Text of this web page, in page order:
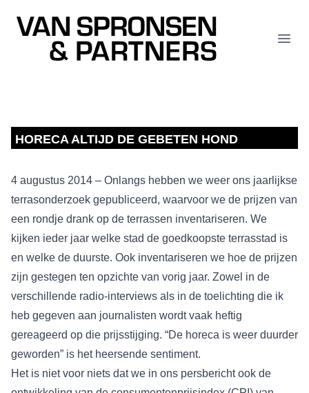
Van Spronsen & Partners
HORECA ALTIJD DE GEBETEN HOND
4 augustus 2014 – Onlangs hebben we weer ons jaarlijkse
terrasonderzoek gepubliceerd, waarvoor we de prijzen van
een rondje drank op de terrassen inventariseren. We
kijken ieder jaar welke stad de goedkoopste terrasstad is
en welke de duurste. Ook inventariseren we hoe de prijzen
zijn gestegen ten opzichte van vorig jaar. Zowel in de
verschillende radio-interviews als in de toelichting die ik
heb gegeven aan journalisten wordt vaak heftig
gereageerd op die prijsstijging. “De horeca is weer duurder
geworden” is het heersende sentiment.
Het is niet voor niets dat we in ons persbericht ook de